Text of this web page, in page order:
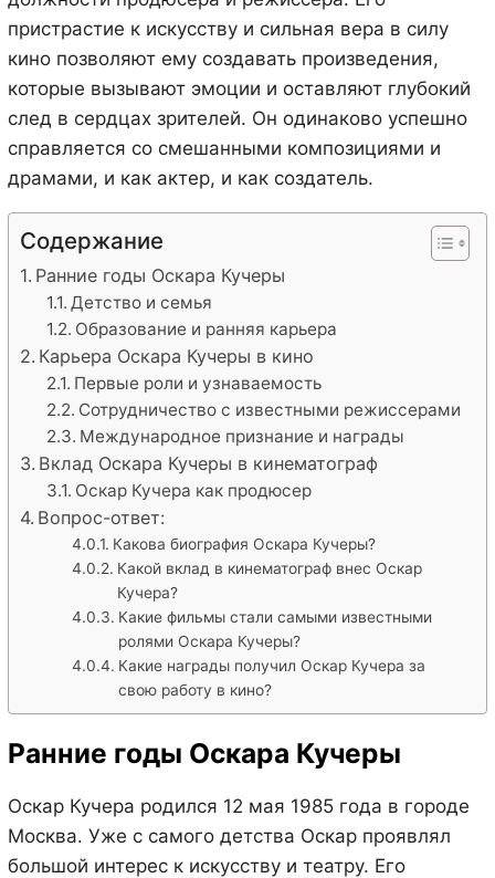
пристрастие к искусству и сильная вера в силу
кино позволяют ему создавать произведения,
которые вызывают эмоции и оставляют глубокий
след в сердцах зрителей. Он одинаково успешно
справляется со смешанными композициями и
драмами, и как актер, и как создатель.
Содержание
Ранние годы Оскара Кучеры
Детство и семья
Образование и ранняя карьера
Карьера Оскара Кучеры в кино
Первые роли и узнаваемость
Сотрудничество с известными режиссерами
Международное признание и награды
Вклад Оскара Кучеры в кинематограф
Оскар Кучера как продюсер
Вопрос-ответ:
Какова биография Оскара Кучеры?
Какой вклад в кинематограф внес Оскар
Кучера?
Какие фильмы стали самыми известными
ролями Оскара Кучеры?
Какие награды получил Оскар Кучера за
свою работу в кино?
Ранние годы Оскара Кучеры
Оскар Кучера родился 12 мая 1985 года в городе
Москва. Уже с самого детства Оскар проявлял
большой интерес к искусству и театру. Его